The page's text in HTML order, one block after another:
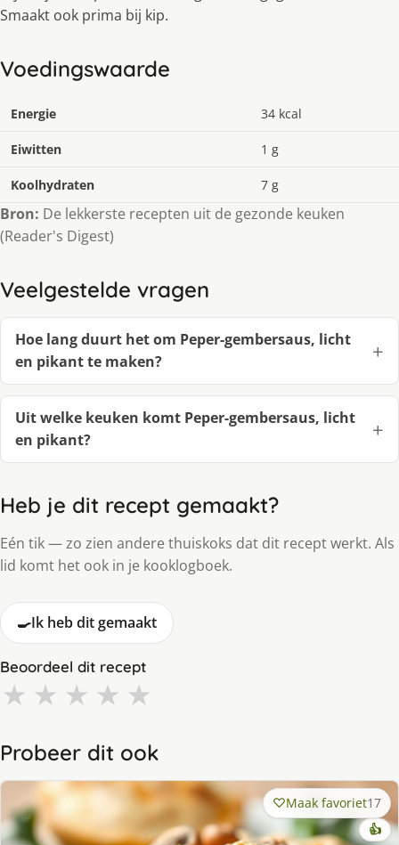
Smaakt ook prima bij kip.
Voedingswaarde
Energie 34 kcal
Eiwitten 1 g
Koolhydraten 7 g
Bron: De lekkerste recepten uit de gezonde keuken
(Reader's Digest)
Veelgestelde vragen
Hoe lang duurt het om Peper-gembersaus, licht
en pikant te maken?
Uit welke keuken komt Peper-gembersaus, licht
en pikant?
Heb je dit recept gemaakt?
Eén tik — zo zien andere thuiskoks dat dit recept werkt. Als
lid komt het ook in je kooklogboek.
🍳Ik heb dit gemaakt
Beoordeel dit recept
★ ★ ★ ★ ★
Probeer dit ook
Maak favoriet17
👍